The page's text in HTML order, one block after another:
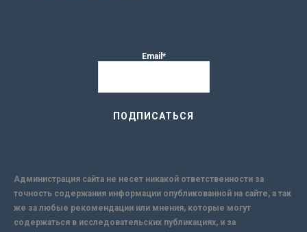
Email*
Администрация сайта не несет никакой ответственности за
точность содержания информации опубликованной на сайте, а так
же за любые рекомендации или мнения, которые могут
содержаться в исследовательских публикациях, и за